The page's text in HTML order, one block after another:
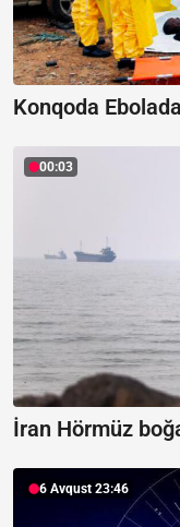
Konqoda
00:03
İran Hörmüz
6 Avqust 23:46